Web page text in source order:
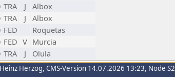
TRA J
Albox
TRA J
Albox
FED
Roquetas
FED V Murcia
TRA J Olula
Herzog, CMS-Version 14.07.2026 13:23, Node S2